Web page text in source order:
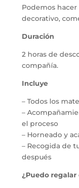
Podemos
decorativo,
Duración
2 horas de
compañía.
Incluye
– Todos los
–
el proceso
– Horneado y
– Recogida de
después
¿Puedo regalar